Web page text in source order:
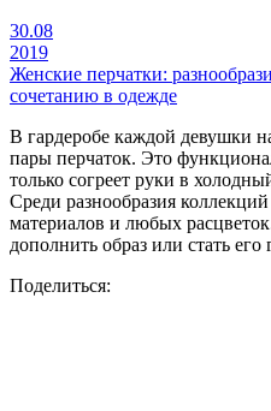
30.08
2019
Женские перчатки:
сочетанию в одежде
В гардеробе каждой девушки
пары перчаток. Это
только согреет руки в
Среди разнообразия
материалов и любых
дополнить образ или стать
Поделиться: